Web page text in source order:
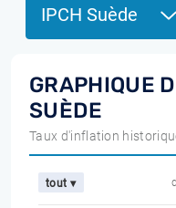
IPCH Suède
GRAPHIQUE
SUÈDE
Taux d'inflation
tout ▾